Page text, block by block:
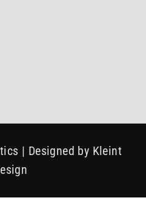
| Designed by Kleint